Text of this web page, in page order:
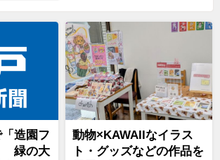
造園フ
緑の大
動物×KAWAIIなイラス
ト・グッズなどの作品を